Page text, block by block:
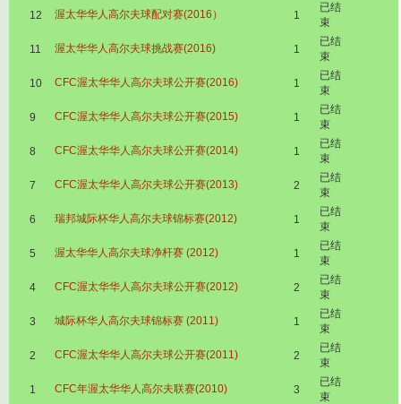
12 渥太华华人高尔夫球配对赛(2016） 1
已结
束
11 渥太华华人高尔夫球挑战赛(2016) 1
已结
束
10 CFC渥太华华人高尔夫球公开赛(2016) 1
已结
束
9 CFC渥太华华人高尔夫球公开赛(2015) 1
已结
束
8 CFC渥太华华人高尔夫球公开赛(2014) 1
已结
束
7 CFC渥太华华人高尔夫球公开赛(2013) 2
已结
束
6 瑞邦城际杯华人高尔夫球锦标赛(2012) 1
已结
束
5 渥太华华人高尔夫球净杆赛 (2012) 1
已结
束
4 CFC渥太华华人高尔夫球公开赛(2012) 2
已结
束
3 城际杯华人高尔夫球锦标赛 (2011) 1
已结
束
2 CFC渥太华华人高尔夫球公开赛(2011) 2
已结
束
1 CFC年渥太华华人高尔夫联赛(2010) 3
已结
束